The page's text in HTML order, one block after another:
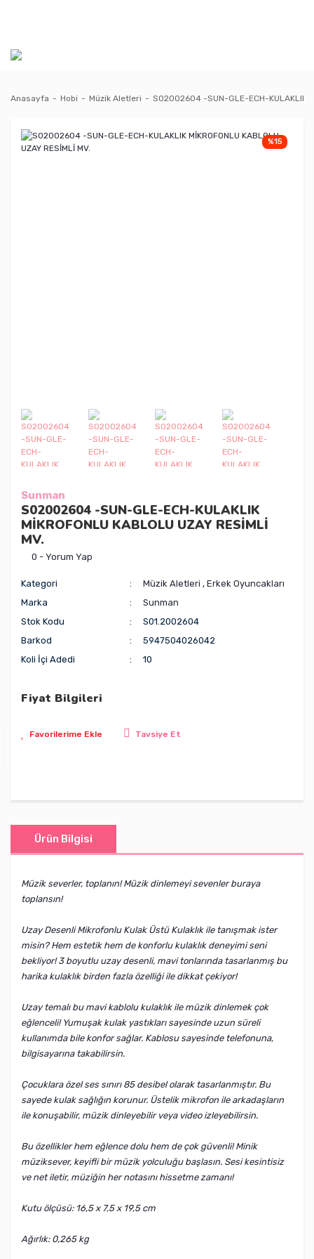
Anasayfa Hobi Müzik Aletleri S02002604 -SUN-GLE-ECH-KULAKLIK
%15
Sunman
S02002604 -SUN-GLE-ECH-KULAKLIK
MİKROFONLU KABLOLU UZAY RESİMLİ
MV.
0 - Yorum Yap
Kategori Müzik Aletleri ,Erkek Oyuncakları
Marka
Sunman
Stok Kodu
S01.2002604
Barkod
5947504026042
Koli İçi Adedi
10
Fiyat Bilgileri
Tavsiye Et
Ürün Bilgisi
Müzik severler, toplanın! Müzik dinlemeyi sevenler buraya
toplansın!
Uzay Desenli Mikrofonlu Kulak Üstü Kulaklık ile tanışmak ister
misin? Hem estetik hem de konforlu kulaklık deneyimi seni
bekliyor! 3 boyutlu uzay desenli, mavi tonlarında tasarlanmış bu
harika kulaklık birden fazla özelliği ile dikkat çekiyor!
Uzay temalı bu mavi kablolu kulaklık ile müzik dinlemek çok
eğlenceli! Yumuşak kulak yastıkları sayesinde uzun süreli
kullanımda bile konfor sağlar. Kablosu sayesinde telefonuna,
bilgisayarına takabilirsin.
Çocuklara özel ses sınırı 85 desibel olarak tasarlanmıştır. Bu
sayede kulak sağlığın korunur. Üstelik mikrofon ile arkadaşların
ile konuşabilir, müzik dinleyebilir veya video izleyebilirsin.
Bu özellikler hem eğlence dolu hem de çok güvenli! Minik
müziksever, keyifli bir müzik yolculuğu başlasın. Sesi kesintisiz
ve net iletir, müziğin her notasını hissetme zamanı!
Kutu ölçüsü: 16,5 x 7,5 x 19,5 cm
Ağırlık: 0,265 kg